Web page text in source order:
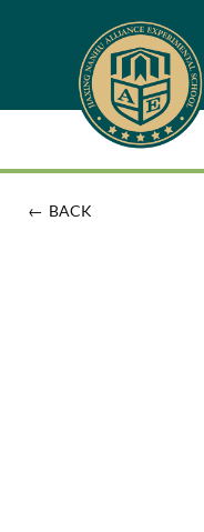
← BACK